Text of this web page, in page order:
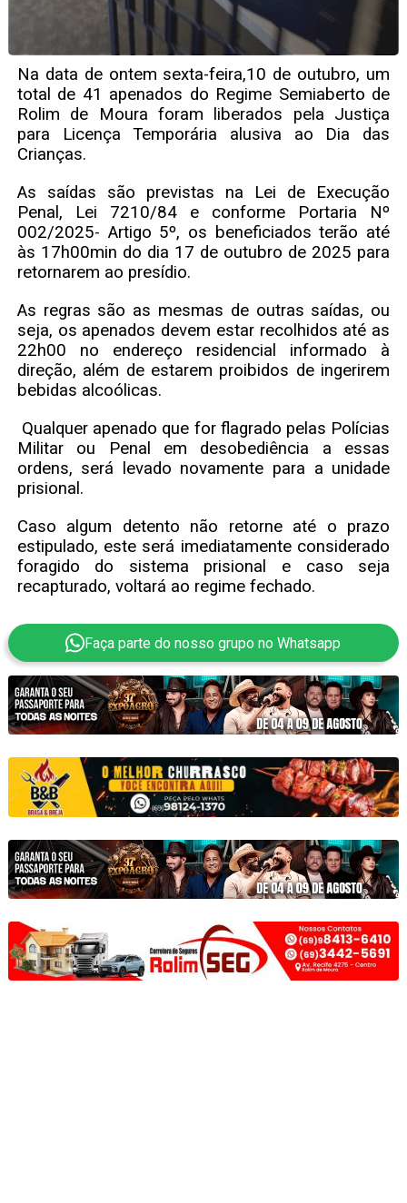
Na data de ontem sexta-feira,10 de outubro, um
total de 41 apenados do Regime Semiaberto de
Rolim de Moura foram liberados pela Justiça
para Licença Temporária alusiva ao Dia das
Crianças.
As saídas são previstas na Lei de Execução
Penal, Lei 7210/84 e conforme Portaria Nº
002/2025- Artigo 5º, os beneficiados terão até
às 17h00min do dia 17 de outubro de 2025 para
retornarem ao presídio.
As regras são as mesmas de outras saídas, ou
seja, os apenados devem estar recolhidos até as
22h00 no endereço residencial informado à
direção, além de estarem proibidos de ingerirem
bebidas alcoólicas.
Qualquer apenado que for flagrado pelas Polícias
Militar ou Penal em desobediência a essas
ordens, será levado novamente para a unidade
prisional.
Caso algum detento não retorne até o prazo
estipulado, este será imediatamente considerado
foragido do sistema prisional e caso seja
recapturado, voltará ao regime fechado.
Faça parte do nosso grupo no Whatsapp